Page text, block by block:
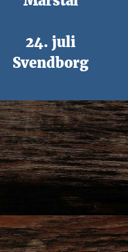
24. juli
Svendborg